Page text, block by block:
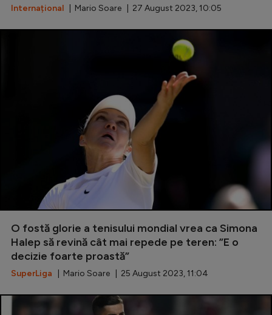
Internațional | Mario Soare | 27 August 2023, 10:05
O fostă glorie a tenisului mondial vrea ca Simona
Halep să revină cât mai repede pe teren: ”E o
decizie foarte proastă”
SuperLiga | Mario Soare | 25 August 2023, 11:04